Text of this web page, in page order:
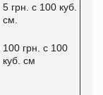
5 грн. с 100 куб.
см.
100 грн. с 100
куб. см